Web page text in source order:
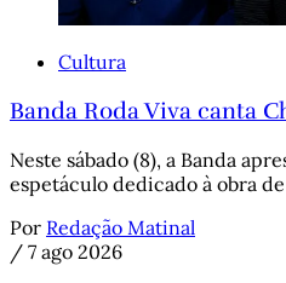
Cultura
Banda Roda Viva canta
Neste sábado (8), a Banda
espetáculo dedicado à obra
Por Redação Matinal
/ 7 ago 2026